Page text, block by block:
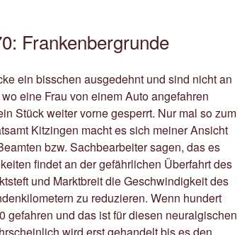
Frankenbergrunde
ein bisschen ausgedehnt und sind nicht an
eine Frau von einem Auto angefahren
Stück weiter vorne gesperrt. Nur mal so zum
Kitzingen macht es sich meiner Ansicht
bzw. Sachbearbeiter sagen, das es
findet an der gefährlichen Überfahrt des
und Marktbreit die Geschwindigkeit des
zu reduzieren. Wenn hundert
gefahren und das ist für diesen neuralgischen
wird erst gehandelt bis es den